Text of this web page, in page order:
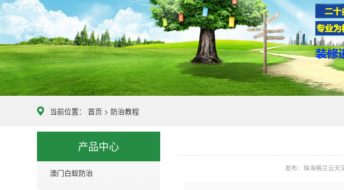
当前位置： 首页 > 防治教程
产品中心
澳门白蚁防治 发布：珠海格兰云天